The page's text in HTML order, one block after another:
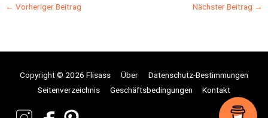
← Vorheriger Beitrag Nächster Beitrag →
Copyright © 2026 Flisass Über
Datenschutz-Bestimmungen
Seitenverzeichnis
Geschäftsbedingungen Kontakt